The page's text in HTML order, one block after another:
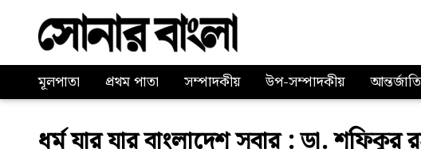
মূলপাতা প্রথম পাতা সম্পাদকীয় উপ-সম্পাদকীয়